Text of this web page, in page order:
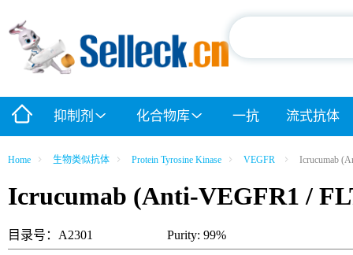
抑制剂 化合物库 一抗 流式抗体
Home 生物类似抗体 Protein Tyrosine Kinase VEGFR Icrucumab
Icrucumab (Anti-VEGFR1 /
目录号：A2301 Purity: 99%